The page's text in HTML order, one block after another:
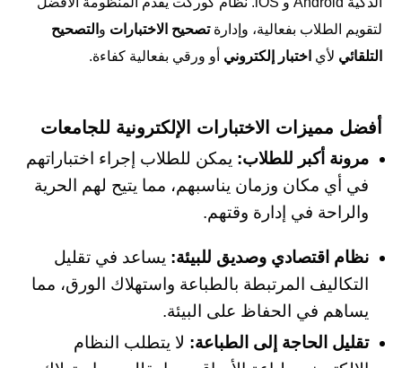
لتقويم الطلاب بفعالية، وإدارةتصحيح الاختبارات و التصحيح
التلقائي لأي اختبار إلكتروني أو ورقي بفعالية كفاءة.
أفضل مميزات الاختبارات الإلكترونية للجامعات
مرونة أكبر للطلاب: يمكن للطلاب إجراء اختباراتهم
في أي مكان وزمان يناسبهم، مما يتيح لهم الحرية
والراحة في إدارة وقتهم.
نظام اقتصادي وصديق للبيئة: يساعد في تقليل
التكاليف المرتبطة بالطباعة واستهلاك الورق، مما
يساهم في الحفاظ على البيئة.
تقليل الحاجة إلى الطباعة: لا يتطلب النظام